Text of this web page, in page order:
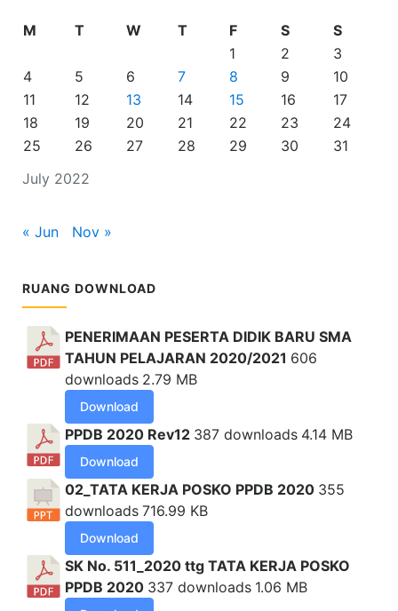
July 2022
M T W T F S
S
1
2
3
4
5 6 7 8 9
10
11
12 13 14 15 16
17
18
19 20 21 22 23
24
25
26 27 28 29 30 31
« Jun Nov »
RUANG DOWNLOAD
PENERIMAAN PESERTA DIDIK BARU SMA
TAHUN PELAJARAN 2020/2021 606
downloads 2.79 MB
Download
PPDB 2020 Rev12 387 downloads 4.14 MB
Download
02_TATA KERJA POSKO PPDB 2020 355
downloads 716.99 KB
Download
SK No. 511_2020 ttg TATA KERJA POSKO
PPDB 2020 337 downloads 1.06 MB